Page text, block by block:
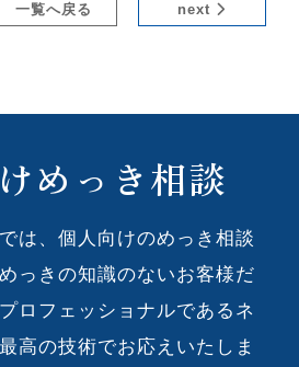
一覧へ戻る next
めっき相談
は、個人向けのめっき相談
っきの知識のないお客様だ
ロフェッショナルであるネ
高の技術でお応えいたしま